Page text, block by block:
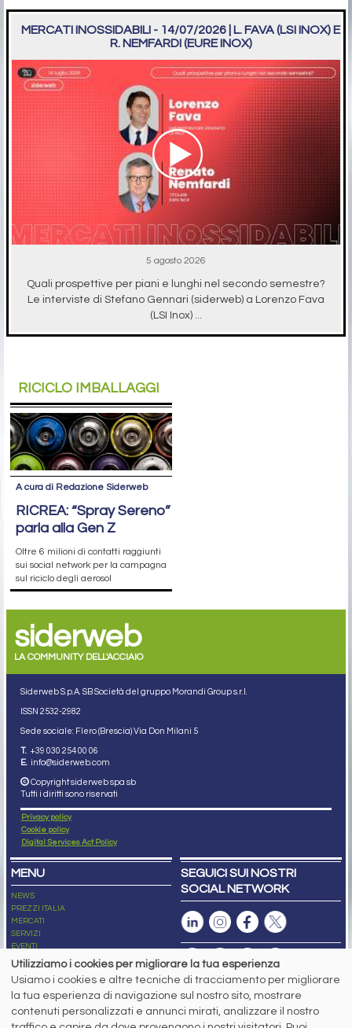
MERCATI INOSSIDABILI - 14/07/2026 | L. FAVA (LSI INOX) E
R. NEMFARDI (EURE INOX)
5 agosto 2026
Quali prospettive per piani e lunghi nel secondo semestre?
Le interviste di Stefano Gennari (siderweb) a Lorenzo Fava
(LSI Inox) ...
RICICLO IMBALLAGGI
A cura di Redazione Siderweb
RICREA: “Spray Sereno”
parla alla Gen Z
Oltre 6 milioni di contatti raggiunti
sui social network per la campagna
sul riciclo degli aerosol
siderweb
LA COMMUNITY DELL'ACCIAIO
Siderweb S.p.A. SB Società del gruppo Morandi Group s.r.l.
ISSN 2532-2982
Sede sociale: Flero (Brescia) Via Don Milani 5
T. +39 030 254 00 06
E. info@siderweb.com
Copyright siderweb spa sb
Tutti i diritti sono riservati
Privacy policy
Cookie policy
Digital Services Act Policy
MENU
NEWS
PREZZI ITALIA
MERCATI
SERVIZI
EVENTI
ABBONAMENTI
NEWSLETTER
SEGUICI SUI NOSTRI
SOCIAL NETWORK
Capitale Sociale: 190.000€ interamente versato
Registro delle Imprese di Brescia
Utilizziamo i cookies per migliorare la tua esperienza
Usiamo i cookies e altre tecniche di tracciamento per migliorare
la tua esperienza di navigazione sul nostro sito, mostrare
contenuti personalizzati e annunci mirati, analizzare il nostro